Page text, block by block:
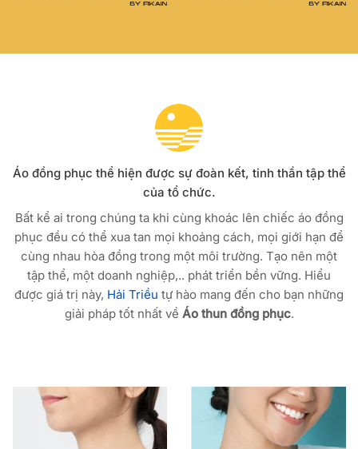
Áo đồng phục thể hiện được sự đoàn kết, tinh thần tập thể
của tổ chức.
Bất kể ai trong chúng ta khi cùng khoác lên chiếc áo đồng
phục đều có thể xua tan mọi khoảng cách, mọi giới hạn để
cùng nhau hòa đồng trong một môi trường. Tạo nên một
tập thể, một doanh nghiệp,.. phát triển bền vững. Hiểu
được giá trị này, Hải Triều tự hào mang đến cho bạn những
giải pháp tốt nhất về Áo thun đồng phục.